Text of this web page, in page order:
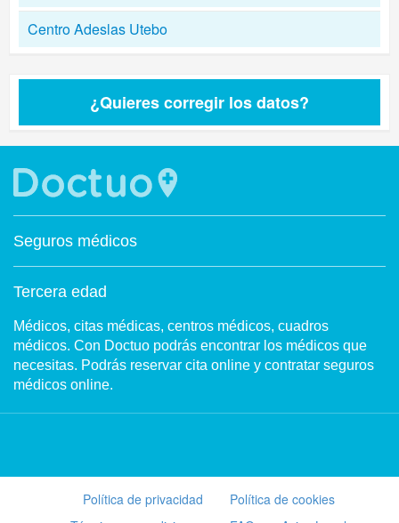
Centro Adeslas Utebo
¿Quieres corregir los datos?
Seguros médicos
Tercera edad
Médicos, citas médicas, centros médicos, cuadros
médicos. Con Doctuo podrás encontrar los médicos que
necesitas. Podrás reservar cita online y contratar seguros
médicos online.
Política de privacidad
Política de cookies